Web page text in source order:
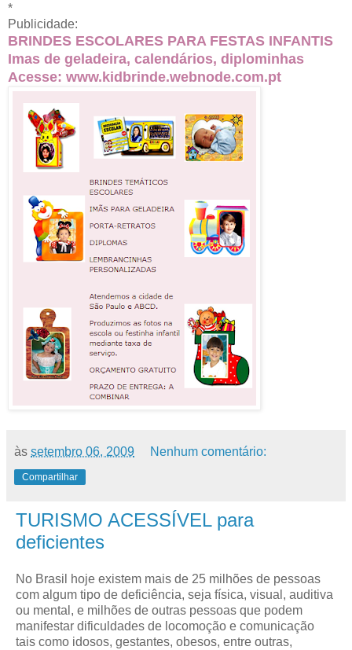
*
Publicidade:
BRINDES ESCOLARES PARA FESTAS INFANTIS
Imas de geladeira, calendários, diplominhas
Acesse: www.kidbrinde.webnode.com.pt
às setembro 06, 2009 Nenhum comentário:
Compartilhar
TURISMO ACESSÍVEL para
deficientes
No Brasil hoje existem mais de 25 milhões de pessoas
com algum tipo de deficiência, seja física, visual, auditiva
ou mental, e milhões de outras pessoas que podem
manifestar dificuldades de locomoção e comunicação
tais como idosos, gestantes, obesos, entre outras,